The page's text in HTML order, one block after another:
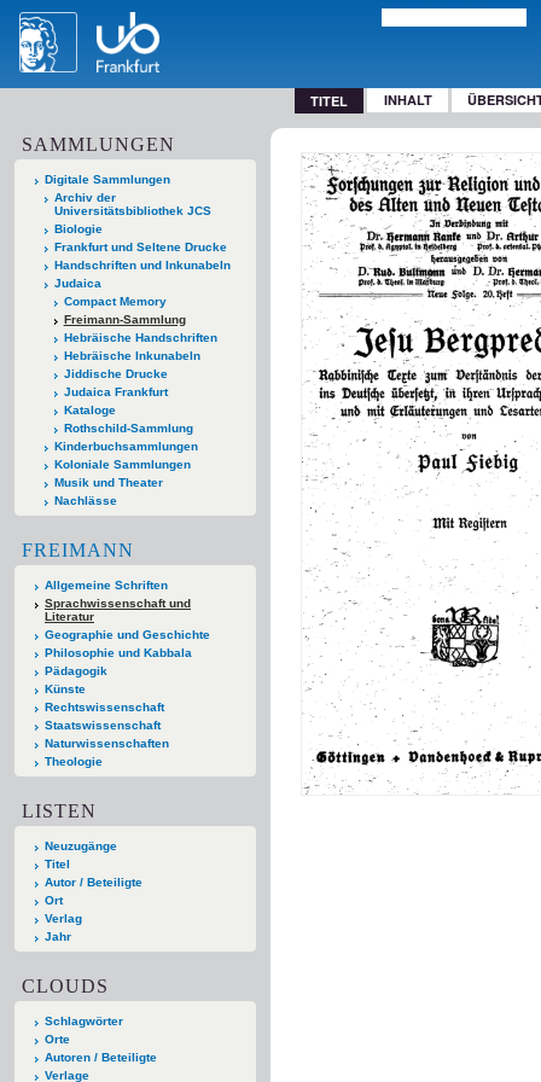
TITEL INHALT
SAMMLUNGEN
Digitale Sammlungen
Archiv der
Universitätsbibliothek JCS
Biologie
Frankfurt und Seltene Drucke
Handschriften und Inkunabeln
Judaica
Compact Memory
Freimann-Sammlung
Hebräische Handschriften
Hebräische Inkunabeln
Jiddische Drucke
Judaica Frankfurt
Kataloge
Rothschild-Sammlung
Kinderbuchsammlungen
Koloniale Sammlungen
Musik und Theater
Nachlässe
FREIMANN
Allgemeine Schriften
Sprachwissenschaft und
Literatur
Geographie und Geschichte
Philosophie und Kabbala
Pädagogik
Künste
Rechtswissenschaft
Staatswissenschaft
Naturwissenschaften
Theologie
LISTEN
Neuzugänge
Titel
Autor / Beteiligte
Ort
Verlag
Jahr
CLOUDS
Schlagwörter
Orte
Autoren / Beteiligte
Verlage